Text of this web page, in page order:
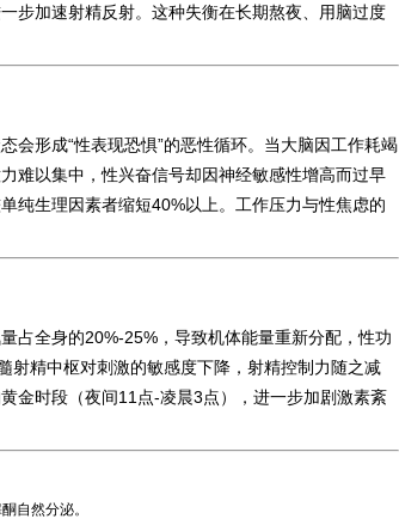
步加速射精反射。这种失衡在长期熬夜、用脑过度
会形成“性表现恐惧”的恶性循环。当大脑因工作耗竭
难以集中，性兴奋信号却因神经敏感性增高而过早
纯生理因素者缩短40%以上。工作压力与性焦虑的
占全身的20%-25%，导致机体能量重新分配，性功
射精中枢对刺激的敏感度下降，射精控制力随之减
金时段（夜间11点-凌晨3点），进一步加剧激素紊
自然分泌。